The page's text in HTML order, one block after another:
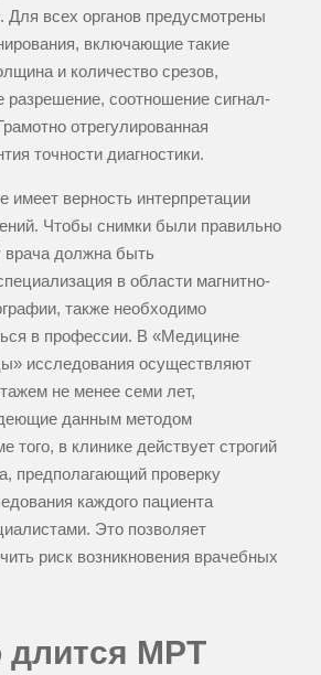
всех органов предусмотрены
включающие такие
и количество срезов,
разрешение, соотношение сигнал-
отрегулированная
точности диагностики.
имеет верность интерпретации
Чтобы снимки были правильно
должна быть
в области магнитно-
также необходимо
в профессии. В «Медицине
исследования осуществляют
не менее семи лет,
данным методом
того, в клинике действует строгий
предполагающий проверку
каждого пациента
Это позволяет
риск возникновения врачебных
длится МРТ